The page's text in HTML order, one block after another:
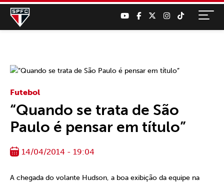
Futebol
“Quando se trata de São
Paulo é pensar em título”
14/04/2014 - 19:04
A chegada do volante Hudson, a boa exibição da equipe na